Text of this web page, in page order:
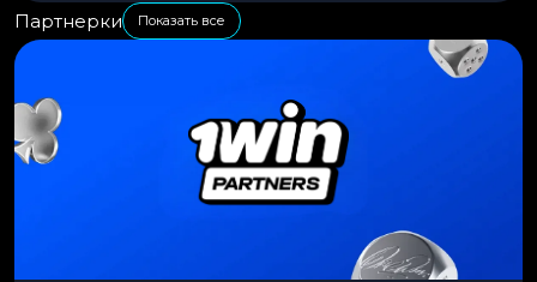
Партнерки Показать все